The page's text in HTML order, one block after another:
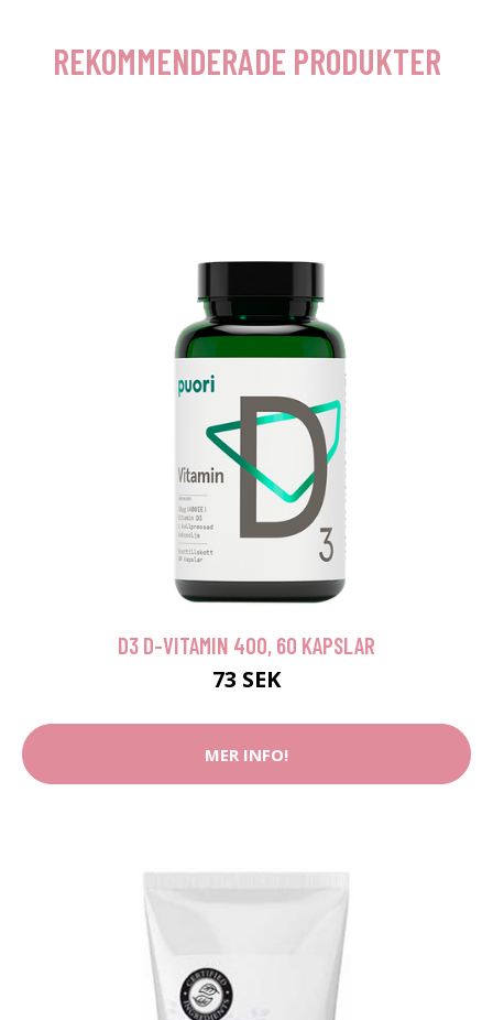
REKOMMENDERADE PRODUKTER
D3 D-VITAMIN 400, 60 KAPSLAR
73 SEK
MER INFO!